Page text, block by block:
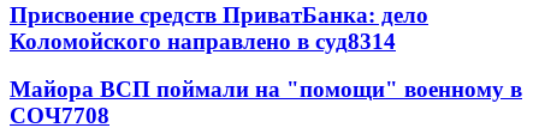
Присвоение средств ПриватБанка: дело
Коломойского направлено в суд8314
Майора ВСП поймали на "помощи" военному в
СОЧ7708